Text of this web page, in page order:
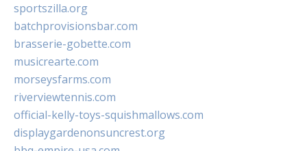
sportszilla.org
batchprovisionsbar.com
brasserie-gobette.com
musicrearte.com
morseysfarms.com
riverviewtennis.com
official-kelly-toys-squishmallows.com
displaygardenonsuncrest.org